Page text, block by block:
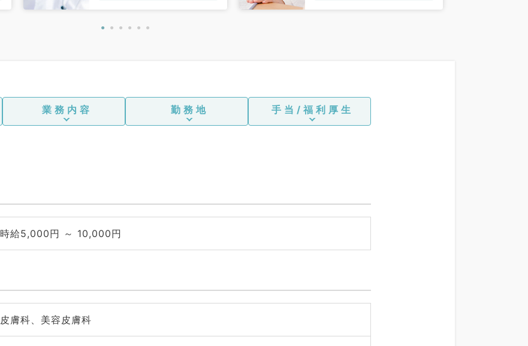
業務内容 勤務地 手当/福利厚生
時給5,000円 ～ 10,000円
皮膚科、美容皮膚科